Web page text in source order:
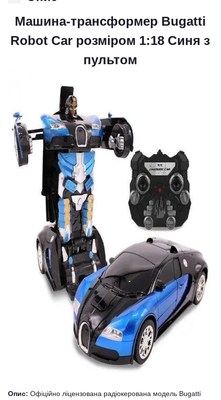
Машина-трансформер Bugatti
Robot Car розміром 1:18 Синя з
пультом
Опис: Офіційно ліцензована радіокерована модель Bugatti